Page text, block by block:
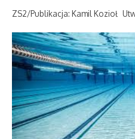
ZS2/Publikacja: Kamil Kozioł